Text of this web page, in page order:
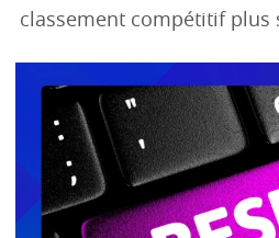
classement compétitif plus